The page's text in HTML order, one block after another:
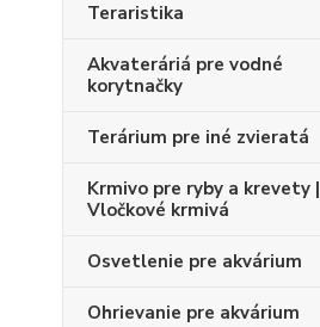
Teraristika
Akvateráriá pre vodné
korytnačky
Terárium pre iné zvieratá
Krmivo pre ryby a krevety |
Vločkové krmivá
Osvetlenie pre akvárium
Ohrievanie pre akvárium